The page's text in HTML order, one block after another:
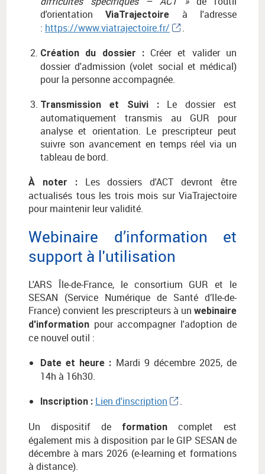
d'orientationViaTrajectoire à l'adresse
: https://www.viatrajectoire.fr/ .
Création du dossier :Créer et valider un
dossier d'admission (volet social et médical)
pour la personne accompagnée.
Transmission et Suivi :Le dossier est
automatiquement transmis au GUR pour
analyse et orientation. Le prescripteur peut
suivre son avancement en temps réel via un
tableau de bord.
À noter :Les dossiers d'ACT devront être
actualisés tous les trois mois sur ViaTrajectoire
pour maintenir leur validité.
Webinaire d’information et
support à l'utilisation
L'ARS Île-de-France, le consortium GUR et le
SESAN (Service Numérique de Santé d’Ile-de-
France) convient les prescripteurs à un webinaire
d'information pour accompagner l'adoption de
ce nouvel outil :
Date et heure : Mardi 9 décembre 2025, de
14h à 16h30.
Inscription : Lien d'inscription
.
Un dispositif de
formation complet est
également mis à disposition par le GIP SESAN de
décembre à mars 2026 (e-learning et formations
à distance).